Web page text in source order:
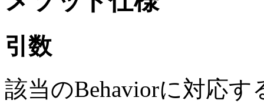
引数
該当のBehaviorに対応